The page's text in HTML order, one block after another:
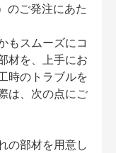
のご発注にあた
もスムーズにコ
材を、上手にお
時のトラブルを
は、次の点にご
の部材を用意し